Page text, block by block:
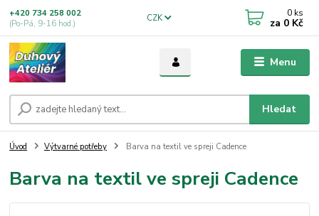
Menu
CZK
Hledat
+420 734 258 002
(Po-Pá, 9-16 hod.)
0 ks
za 0 Kč
Úvod Výtvarné potřeby Barva na textil ve spreji Cadence
Barva na textil ve spreji Cadence